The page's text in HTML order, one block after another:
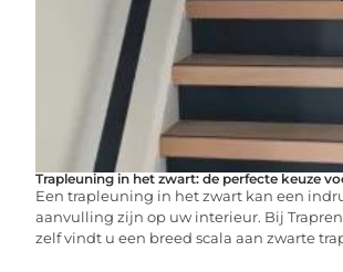
Trapleuning in het zwart: de perfecte keuze
Een trapleuning in het zwart kan een
aanvulling zijn op uw interieur. Bij
zelf vindt u een breed scala aan zwarte